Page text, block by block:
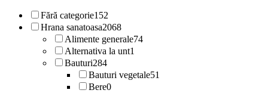
Fără categorie152
Hrana sanatoasa2068
Alimente generale74
Alternativa la unt1
Bauturi284
Bauturi vegetale51
Bere0